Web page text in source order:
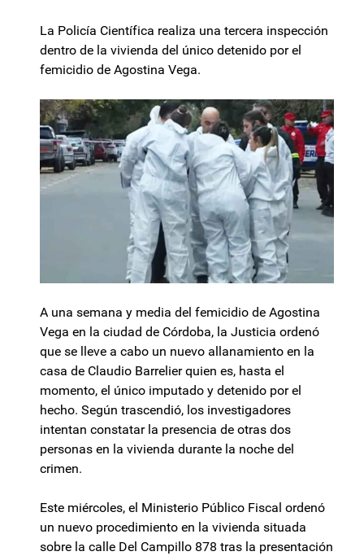
La Policía Científica realiza una tercera inspección
dentro de la vivienda del único detenido por el
femicidio de Agostina Vega.
A una semana y media del femicidio de Agostina
Vega en la ciudad de Córdoba, la Justicia ordenó
que se lleve a cabo un nuevo allanamiento en la
casa de Claudio Barrelier quien es, hasta el
momento, el único imputado y detenido por el
hecho. Según trascendió, los investigadores
intentan constatar la presencia de otras dos
personas en la vivienda durante la noche del
crimen.
Este miércoles, el Ministerio Público Fiscal ordenó
un nuevo procedimiento en la vivienda situada
sobre la calle Del Campillo 878 tras la presentación